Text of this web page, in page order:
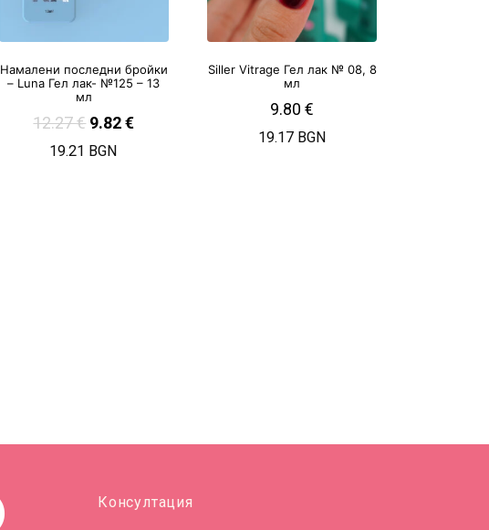
Намалени последни бройки
– Luna Гел лак- №125 – 13
мл
12.27€ 9.82€
19.21 BGN
Siller Vitrage Гел лак № 08, 8
мл
9.80€
19.17 BGN
Консултация